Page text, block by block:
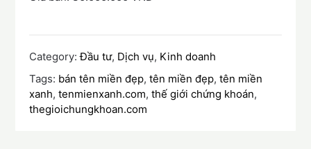
Category:Đầu tư, Dịch vụ, Kinh doanh
Tags: bán tên miền đẹp,tên miền đẹp,tên miền
xanh,tenmienxanh.com,thế giới chứng khoán,
thegioichungkhoan.com